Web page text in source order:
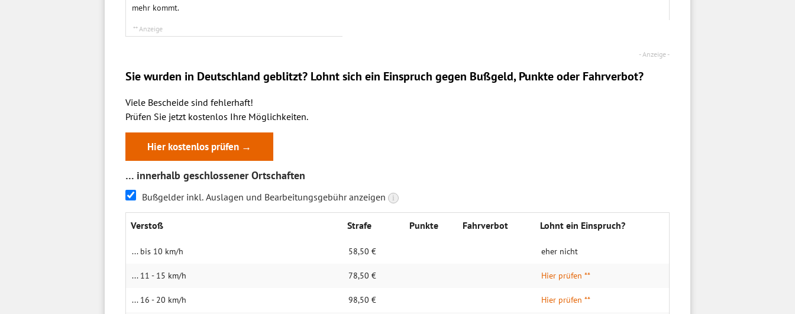
mehr kommt.
Sie wurden in Deutschland geblitzt? Lohnt sich ein Einspruch gegen Bußgeld, Punkte oder Fahrverbot?
Viele Bescheide sind fehlerhaft!
Prüfen Sie jetzt kostenlos Ihre Möglichkeiten.
Hier kostenlos prüfen →
… innerhalb geschlossener Ortschaften
Bußgelder inkl. Auslagen und Bearbeitungsgebühr anzeigen i
Verstoß Strafe Punkte Fahrverbot Lohnt ein Einspruch?
... bis 10 km/h 58,50 € eher nicht
... 11 - 15 km/h 78,50 € Hier prüfen **
... 16 - 20 km/h 98,50 € Hier prüfen **